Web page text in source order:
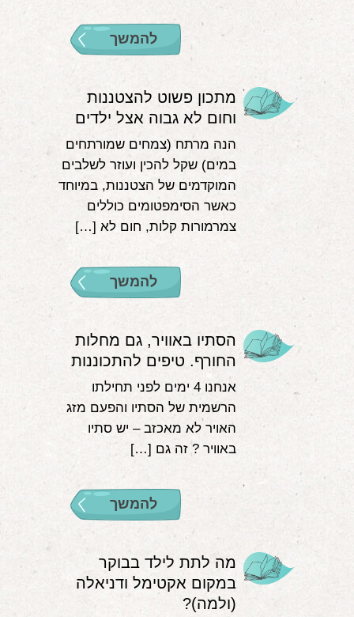
להמשך
מתכון פשוט להצטננות
וחום לא גבוה אצל ילדים
הנה מרתח (צמחים שמורתחים
במים) שקל להכין ועוזר לשלבים
המוקדמים של הצטננות, במיוחד
כאשר הסימפטומים כוללים
צמרמורות קלות, חום לא […]
להמשך
הסתיו באוויר, גם מחלות
החורף. טיפים להתכוננות
אנחנו 4 ימים לפני תחילתו
הרשמית של הסתיו והפעם מזג
האויר לא מאכזב – יש סתיו
באוויר ? זה גם […]
להמשך
מה לתת לילד בבוקר
במקום אקטימל ודניאלה
(ולמה)?